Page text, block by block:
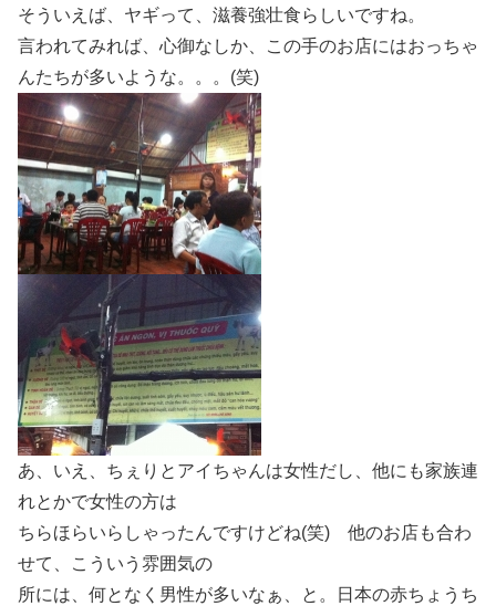
そういえば、ヤギって、滋養強壮食らしいですね。
言われてみれば、心御なしか、この手のお店にはおっちゃ
んたちが多いような。。。(笑)
あ、いえ、ちぇりとアイちゃんは女性だし、他にも家族連
れとかで女性の方は
ちらほらいらしゃったんですけどね(笑) 他のお店も合わ
せて、こういう雰囲気の
所には、何となく男性が多いなぁ、と。日本の赤ちょうち